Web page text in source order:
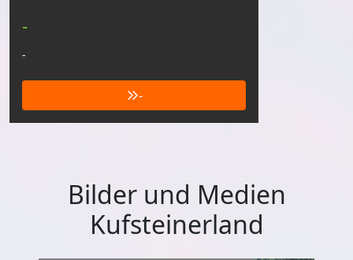
-
-
-
Bilder und Medien
Kufsteinerland